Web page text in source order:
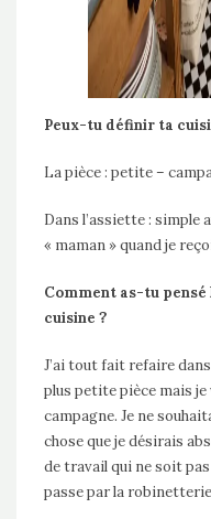
Peux-tu définir ta
La pièce : petite –
Dans l’assiette : simple
« maman » quand je
Comment as-tu pensé
cuisine ?
J’ai tout fait refaire
plus petite pièce mais
campagne. Je ne
chose que je désirais
de travail qui ne soit
passe par la